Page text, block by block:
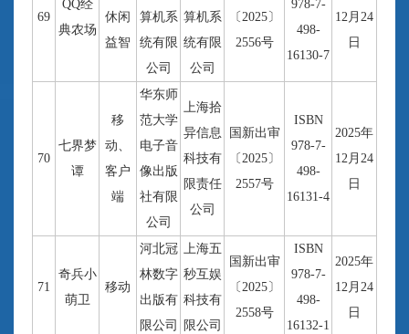
69
QQ经
典农场
休闲
益智
算机系
统有限
公司
算机系
统有限
公司
〔2025〕
2556号
978-7-
498-
16130-7
12月24
日
70
七界梦
谭
移
动、
客户
端
华东师
范大学
电子音
像出版
社有限
公司
上海拾
异信息
科技有
限责任
公司
国新出审
〔2025〕
2557号
ISBN
978-7-
498-
16131-4
2025年
12月24
日
71
奇兵小
萌卫
移动
河北冠
林数字
出版有
限公司
上海五
秒互娱
科技有
限公司
国新出审
〔2025〕
2558号
ISBN
978-7-
498-
16132-1
2025年
12月24
日